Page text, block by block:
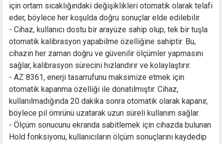
için ortam sıcaklığındaki değişiklikleri otomatik olarak telafi
eder, böylece her koşulda doğru sonuçlar elde edilebilir.
- Cihaz, kullanıcı dostu bir arayüze sahip olup, tek bir tuşla
otomatik kalibrasyon yapabilme özelliğine sahiptir. Bu,
cihazın her zaman doğru ve güvenilir ölçümler yapmasını
sağlar, kalibrasyon sürecini hızlandırır ve kolaylaştırır.
- AZ 8361, enerji tasarrufunu maksimize etmek için
otomatik kapanma özelliği ile donatılmıştır. Cihaz,
kullanılmadığında 20 dakika sonra otomatik olarak kapanır,
böylece pil ömrünü uzatarak uzun süreli kullanım sağlar.
- Ölçüm sonucunu ekranda sabitlemek için cihazda bulunan
Hold fonksiyonu, kullanıcıların ölçüm sonuçlarını kaydedip